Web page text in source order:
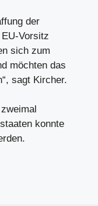
der
Vorsitz
sich zum
möchten das
sagt Kircher.
konnte